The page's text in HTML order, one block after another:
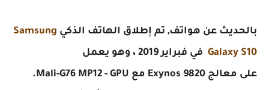
بالحديث عن هواتف, تم إطلاق الهاتف الذكي Samsung
Galaxy S10
في فبراير 2019 ، وهو يعمل
على معالج
Exynos 9820 مع Mali-G76 MP12 - GPU.